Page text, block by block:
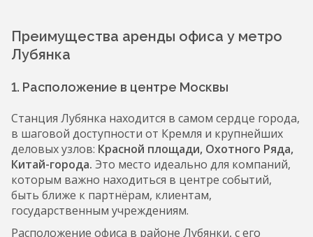
Преимущества аренды офиса у метро
Лубянка
1. Расположение в центре Москвы
Станция Лубянка находится в самом сердце города,
в шаговой доступности от Кремля и крупнейших
деловых узлов: Красной площади, Охотного Ряда,
Китай-города. Это место идеально для компаний,
которым важно находиться в центре событий,
быть ближе к партнёрам, клиентам,
государственным учреждениям.
Расположение офиса в районе Лубянки, с его